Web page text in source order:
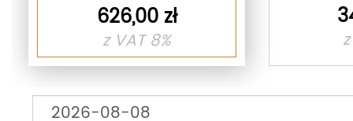
626,00 zł
z VAT 8%